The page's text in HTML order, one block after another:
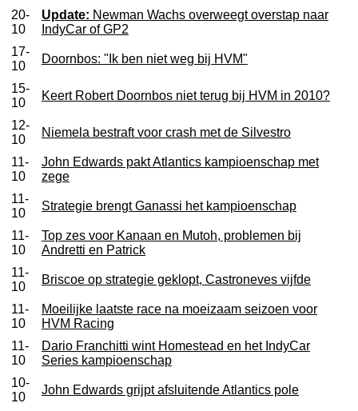
20-
10
Update: Newman Wachs overweegt overstap naar
IndyCar of GP2
17-
10
Doornbos: "Ik ben niet weg bij HVM"
15-
10
Keert Robert Doornbos niet terug bij HVM in 2010?
12-
10
Niemela bestraft voor crash met de Silvestro
11-
10
John Edwards pakt Atlantics kampioenschap met
zege
11-
10
Strategie brengt Ganassi het kampioenschap
11-
10
Top zes voor Kanaan en Mutoh, problemen bij
Andretti en Patrick
11-
10
Briscoe op strategie geklopt, Castroneves vijfde
11-
10
Moeilijke laatste race na moeizaam seizoen voor
HVM Racing
11-
10
Dario Franchitti wint Homestead en het IndyCar
Series kampioenschap
10-
10
John Edwards grijpt afsluitende Atlantics pole